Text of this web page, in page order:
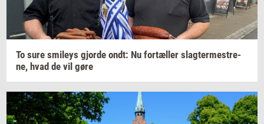
To sure smileys gjor­de ondt: Nu for­tæl­ler slag­ter­me­stre­
ne, hvad de vil gøre